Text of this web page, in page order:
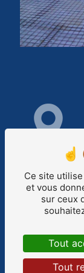
Ce site
et vous
sur ceux
Tout
Tout